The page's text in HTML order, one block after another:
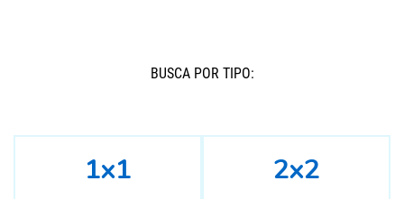
BUSCÁ POR TIPO:
1x1 2x2